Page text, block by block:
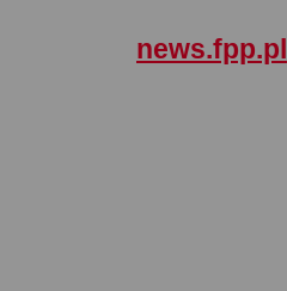
news.fpp.pl